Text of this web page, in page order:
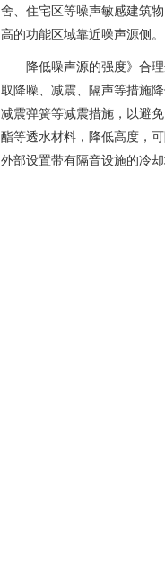
舍、住宅区等噪声敏感建筑
高的功能区域靠近噪声源侧。
降低噪声源的强度》合理
取降噪、减震、隔声等措施
减震弹簧等减震措施，以避
酯等透水材料，降低高度，
外部设置带有隔音设施的冷